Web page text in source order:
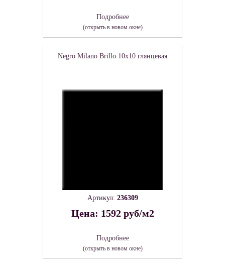
Подробнее
(открыть в новом окне)
Negro Milano Brillo 10x10 глянцевая
Артикул: 236309
Цена: 1592 руб/м2
Подробнее
(открыть в новом окне)